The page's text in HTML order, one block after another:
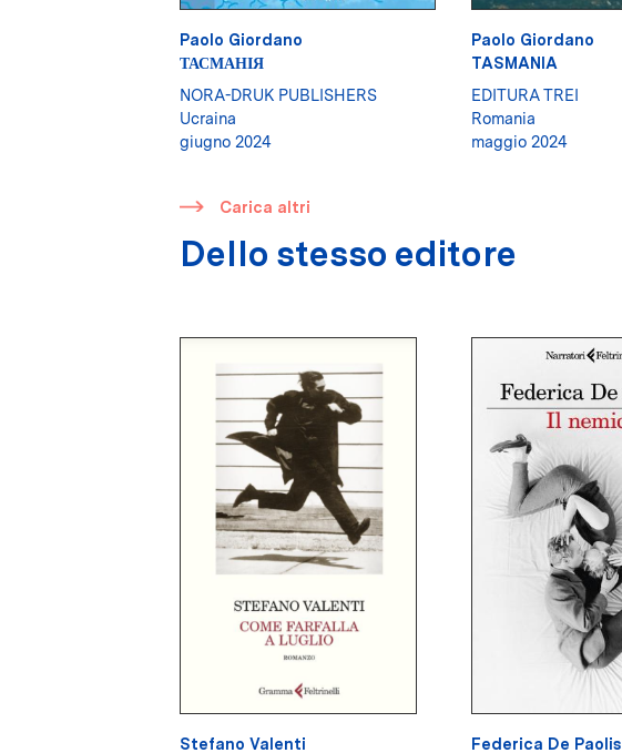
Paolo Giordano
ТАСМАНІЯ
NORA-DRUK PUBLISHERS
Ucraina
giugno 2024
Paolo Giordano
TASMANIA
EDITURA TREI
Romania
maggio 2024
​ Carica altri
Dello stesso editore
Stefano Valenti Federica De Paolis